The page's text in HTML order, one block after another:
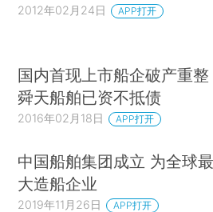
2012年02月24日 APP打开
国内首现上市船企破产重整
舜天船舶已资不抵债
2016年02月18日 APP打开
中国船舶集团成立 为全球最
大造船企业
2019年11月26日 APP打开